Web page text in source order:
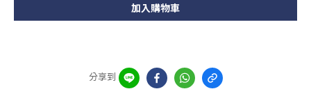
加入購物車
分享到